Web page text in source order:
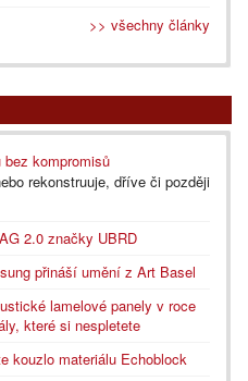
>> všechny články
kompromisů
rekonstruuje, dříve či později
2.0 značky UBRD
přináší umění z Art Basel
lamelové panely v roce
které si nespletete
kouzlo materiálu Echoblock